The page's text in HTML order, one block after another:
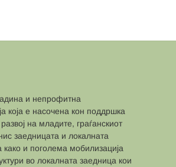
и непрофитна
која е насочена кон поддршка
на младите, граѓанскиот
заедницата и локалната
како и поголема мобилизација
во локалната заедница кои